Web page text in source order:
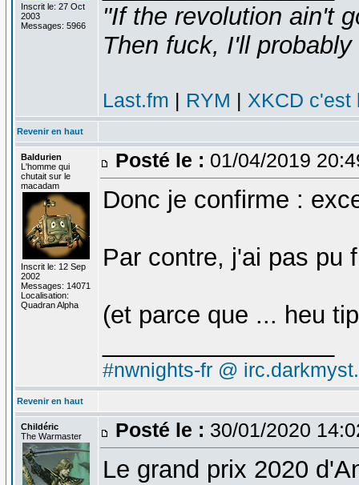
Inscrit le: 27 Oct
2003
Messages: 5966
"If the revolution ain't
Then fuck, I'll
Last.fm | RYM | XKCD c'est
Revenir en haut
Baldurien
L'homme qui
chutait sur le
macadam
Inscrit le: 12 Sep
2002
Messages: 14071
Localisation:
Quadran Alpha
Posté le : 01/04/2019
Donc je confirme :
Par contre, j'ai pas pu
(et parce que ... heu
#nwnights-fr @
Revenir en haut
Childéric
The Warmaster
Posté le : 30/01/2020
Le grand prix 2020